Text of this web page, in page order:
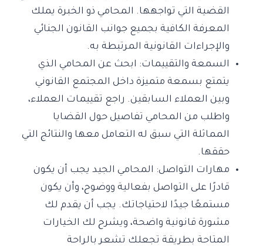
القضية التي تواجهها. المحامي ذو الخبرة يملك
المعرفة الكافية بجميع جوانب القانون الجنائي
والإجراءات القانونية المرتبطة به.
السمعة والتقييمات: ابحث عن المحامي الذي
يتمتع بسمعة متميزة داخل المجتمع القانوني
وبين العملاء السابقين. راجع تقييمات العملاء،
واطلب من المحامي تفاصيل حول القضايا
المماثلة التي سبق له التعامل معها والنتائج التي
حققها.
مهارات التواصل: المحامي الجيد يجب أن يكون
قادرًا على التواصل بفعالية ووضوح، وأن يكون
مستمعًا جيدًا لاحتياجاتك. يجب أن يقدم لك
مشورة قانونية واضحة، ويشرح لك الخيارات
المتاحة بطريقة تجعلك تشعر بالراحة